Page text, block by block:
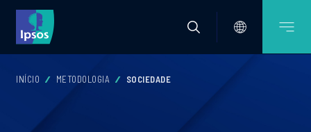
INÍCIO METODOLOGIA SOCIEDADE